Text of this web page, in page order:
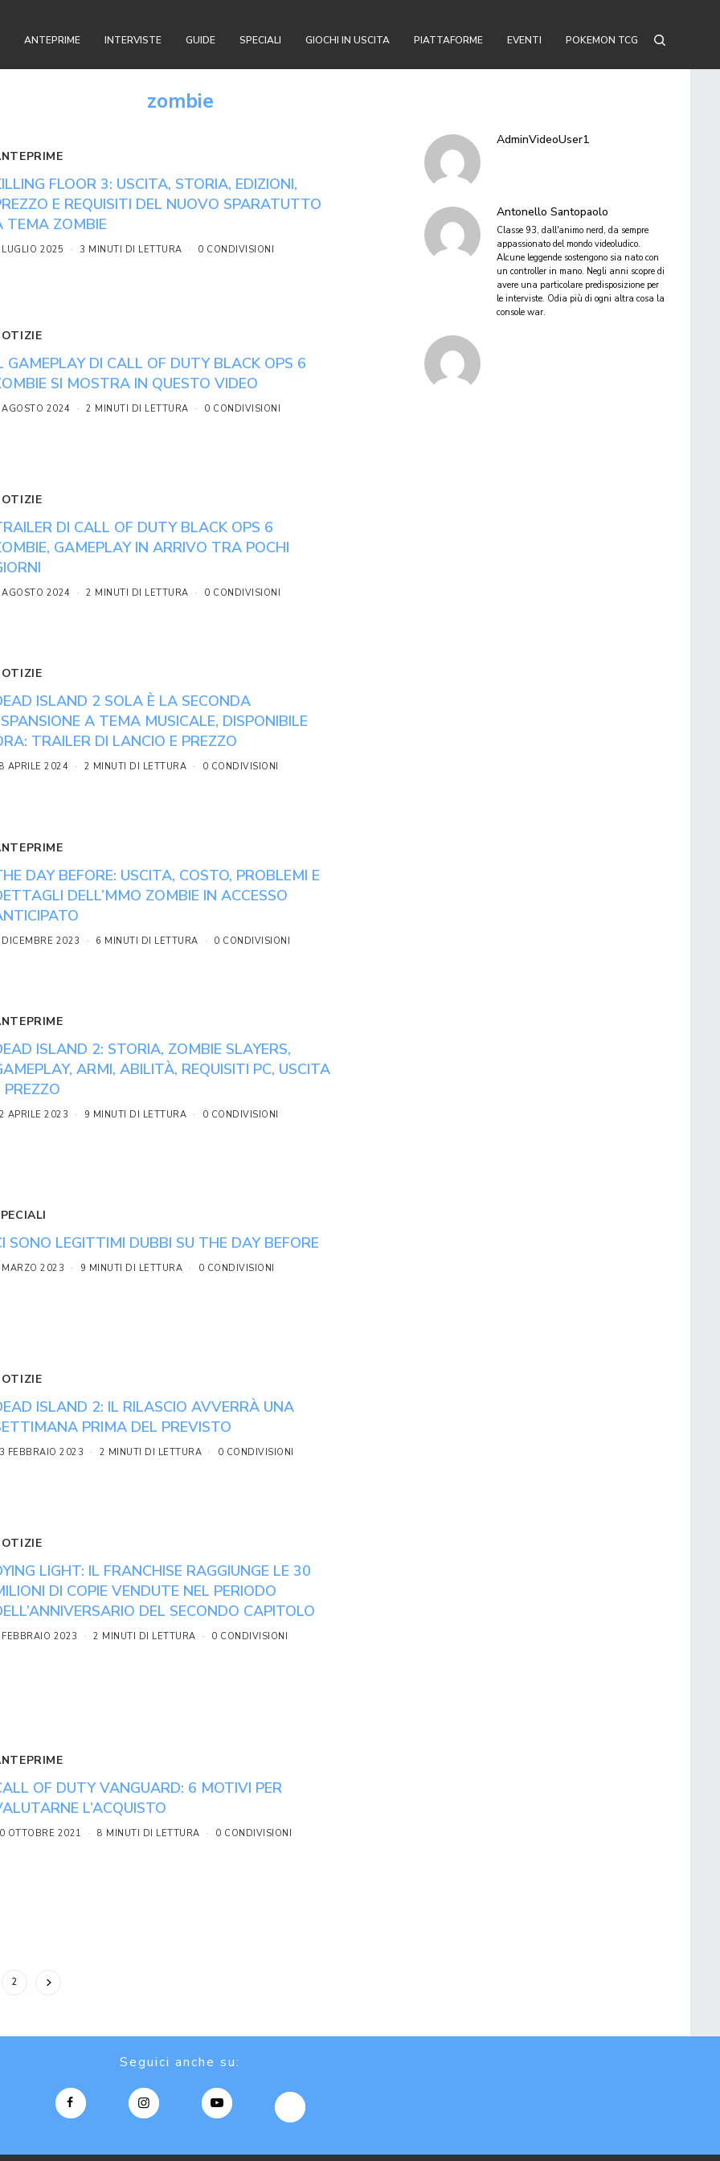
ANTEPRIME INTERVISTE GUIDE SPECIALI GIOCHI IN USCITA PIATTAFORME EVENTI POKEMON TCG
zombie
FLOOR 3: USCITA, STORIA, EDIZIONI,
E REQUISITI DEL NUOVO SPARATUTTO
TEMA ZOMBIE
2025 3 MINUTI DI LETTURA 0 CONDIVISIONI
GAMEPLAY DI CALL OF DUTY BLACK OPS 6
SI MOSTRA IN QUESTO VIDEO
2024 2 MINUTI DI LETTURA 0 CONDIVISIONI
DI CALL OF DUTY BLACK OPS 6
GAMEPLAY IN ARRIVO TRA POCHI
2024 2 MINUTI DI LETTURA 0 CONDIVISIONI
ISLAND 2 SOLA È LA SECONDA
A TEMA MUSICALE, DISPONIBILE
TRAILER DI LANCIO E PREZZO
APRILE 2024 2 MINUTI DI LETTURA 0 CONDIVISIONI
DAY BEFORE: USCITA, COSTO, PROBLEMI E
DELL’MMO ZOMBIE IN ACCESSO
2023 6 MINUTI DI LETTURA 0 CONDIVISIONI
ISLAND 2: STORIA, ZOMBIE SLAYERS,
ARMI, ABILITÀ, REQUISITI PC, USCITA
PREZZO
APRILE 2023 9 MINUTI DI LETTURA 0 CONDIVISIONI
SONO LEGITTIMI DUBBI SU THE DAY BEFORE
2023 9 MINUTI DI LETTURA 0 CONDIVISIONI
ISLAND 2: IL RILASCIO AVVERRÀ UNA
PRIMA DEL PREVISTO
FEBBRAIO 2023 2 MINUTI DI LETTURA 0 CONDIVISIONI
LIGHT: IL FRANCHISE RAGGIUNGE LE 30
DI COPIE VENDUTE NEL PERIODO
DEL SECONDO CAPITOLO
2023 2 MINUTI DI LETTURA 0 CONDIVISIONI
OF DUTY VANGUARD: 6 MOTIVI PER
L’ACQUISTO
OTTOBRE 2021 8 MINUTI DI LETTURA 0 CONDIVISIONI
2
AdminVideoUser1
Antonello Santopaolo
Classe 93, dall'animo nerd, da sempre
appassionato del mondo videoludico.
Alcune leggende sostengono sia nato con
un controller in mano. Negli anni scopre di
avere una particolare predisposizione per
le interviste. Odia più di ogni altra cosa la
console war.
Seguici anche su: